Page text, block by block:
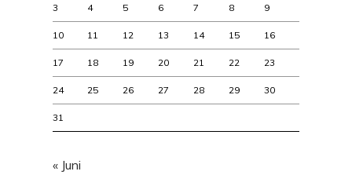
3 4 5 6 7 8 9
10 11 12 13 14 15 16
17 18 19 20 21 22 23
24 25 26 27 28 29 30
31
« Juni